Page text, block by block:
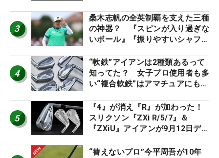
3
桑木志帆の全英制覇を支えた三種
の神器？ 『スピンが入り過ぎな
いボール』『振りやすいシャフ
ー』 #女子プロセッティング
4
“軟鉄”アイアンは2種類あるって
知ってた？ 女子プロ使用者も多
い“複合軟鉄”はアマチュアにもオ
5
『4』が消え『R』が加わった！
スリクソン『ZXi R/5/7』＆
『ZXiU』アイアンが9月12日デ
“替えないプロ”今平周吾が10年